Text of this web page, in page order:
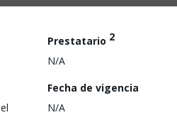
Prestatario 2
N/A
Fecha de vigencia
N/A